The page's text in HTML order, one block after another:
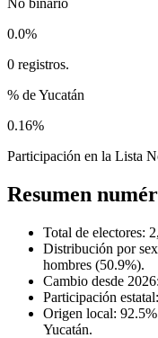
0.0%
0 registros.
% de Yucatán
0.16%
Participación en la Lista
Resumen
Total de electores:
Distribución por
hombres (50.9%).
Cambio desde
Participación
Origen local:
Yucatán.